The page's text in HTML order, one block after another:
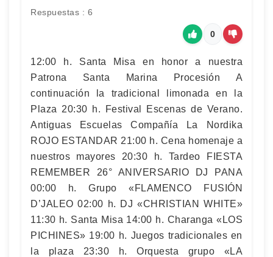
Respuestas : 6
0
12:00 h. Santa Misa en honor a nuestra
Patrona Santa Marina Procesión A
continuación la tradicional limonada en la
Plaza 20:30 h. Festival Escenas de Verano.
Antiguas Escuelas Compañía La Nordika
ROJO ESTANDAR 21:00 h. Cena homenaje a
nuestros mayores 20:30 h. Tardeo FIESTA
REMEMBER 26° ANIVERSARIO DJ PANA
00:00 h. Grupo «FLAMENCO FUSIÓN
D’JALEO 02:00 h. DJ «CHRISTIAN WHITE»
11:30 h. Santa Misa 14:00 h. Charanga «LOS
PICHINES» 19:00 h. Juegos tradicionales en
la plaza 23:30 h. Orquesta grupo «LA